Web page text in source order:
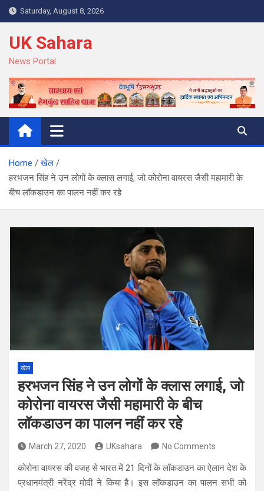
Skip
to
content
Saturday, August 8, 2026
UK Sahara
News Portal
Home
खेल
हरभजन सिंह ने उन लोगों के क्लास लगाई, जो कोरोना वायरस जैसी महामारी के
बीच लॉकडाउन का पालन नहीं कर रहे
खेल
हरभजन सिंह ने उन लोगों के क्लास लगाई, जो
कोरोना वायरस जैसी महामारी के बीच
लॉकडाउन का पालन नहीं कर रहे
March 27, 2020 UKsahara No Comments
कोरोना वायरस की वजह से भारत में 21 दिनों के लॉकडाउन का ऐलान देश के
प्रधानमंत्री नरेंद्र मोदी ने किया है। इस लॉकडाउन का पालन सभी को